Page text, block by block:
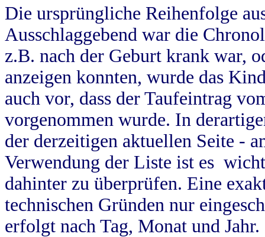
Die ursprüngliche Reihenfolge
Ausschlaggebend war die
z.B. nach der Geburt krank war,
anzeigen konnten, wurde das
auch vor, dass der Taufeintrag
vorgenommen wurde. In
der derzeitigen aktuellen Seite -
Verwendung der Liste ist es
dahinter zu überprüfen. Eine
technischen Gründen nur
erfolgt nach Tag, Monat und Jahr.